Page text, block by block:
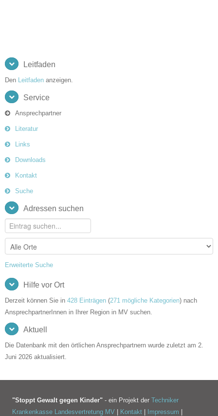
Leitfaden
Den Leitfaden anzeigen.
Service
Ansprechpartner
Literatur
Links
Downloads
Kontakt
Suche
Adressen suchen
Erweiterte Suche
Hilfe vor Ort
Derzeit können Sie in 428 Einträgen (271 mögliche Kategorien) nach
AnsprechpartnerInnen in Ihrer Region in MV suchen.
Aktuell
Die Datenbank mit den örtlichen Ansprechpartnern wurde zuletzt am 2.
Juni 2026 aktualisiert.
"Stoppt Gewalt gegen Kinder" - ein Projekt der Techniker
Krankenkasse Landesvertretung MV
Kontakt Impressum